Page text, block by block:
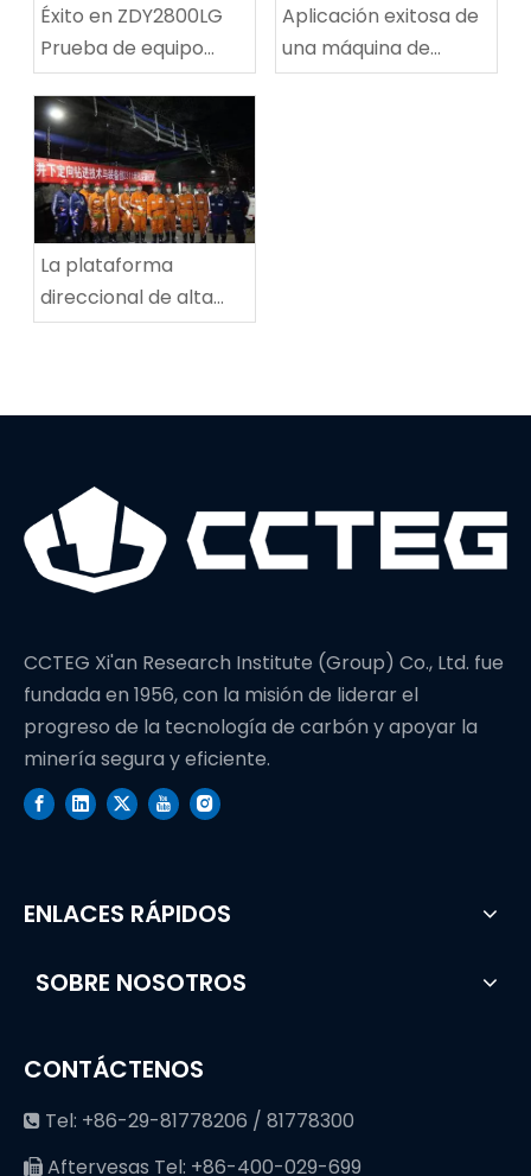
Éxito en ZDY2800LG
Prueba de equipo
técnico de
perforación espiral de
alta velocidad
Aplicación exitosa de
una máquina de
reparación de rutas
La plataforma
direccional de alta
potencia establece
profundidad de
CCTEG Xi'an Research Institute (Group) Co., Ltd. fue
fundada en 1956, con la misión de liderar el
progreso de la tecnología de carbón y apoyar la
minería segura y eficiente.
ENLACES RÁPIDOS
SOBRE NOSOTROS
CONTÁCTENOS
 Tel: +86-29-81778206 / 81778300
 Aftervesas Tel: +86-400-029-699